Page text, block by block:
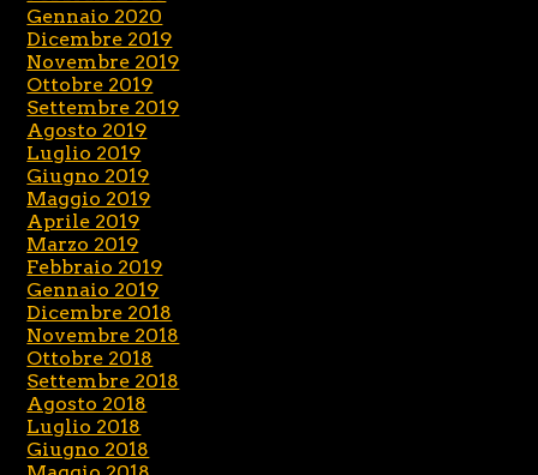
Gennaio 2020
Dicembre 2019
Novembre 2019
Ottobre 2019
Settembre 2019
Agosto 2019
Luglio 2019
Giugno 2019
Maggio 2019
Aprile 2019
Marzo 2019
Febbraio 2019
Gennaio 2019
Dicembre 2018
Novembre 2018
Ottobre 2018
Settembre 2018
Agosto 2018
Luglio 2018
Giugno 2018